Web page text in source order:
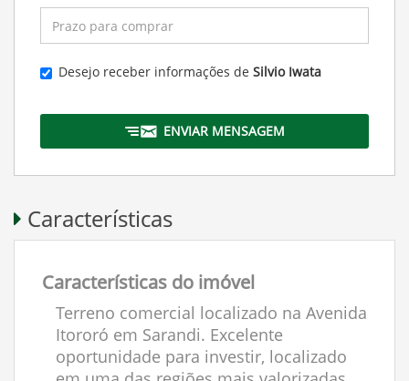
Desejo receber informações de Silvio Iwata
ENVIAR MENSAGEM
Características
Características do imóvel
Terreno comercial localizado na Avenida
Itororó em Sarandi. Excelente
oportunidade para investir, localizado